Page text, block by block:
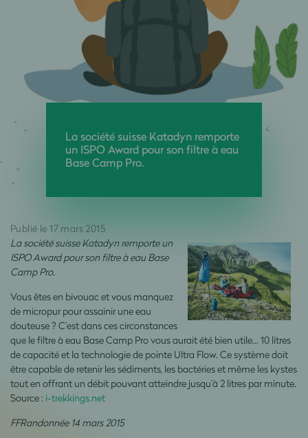
La société suisse Katadyn remporte
un ISPO Award pour son filtre à eau
Base Camp Pro.
Publié le 17 mars 2015
La société suisse Katadyn remporte un
ISPO Award pour son filtre à eau Base
Camp Pro.
Vous êtes en bivouac et vous manquez
de micropur pour assainir une eau
douteuse ? C’est dans ces circonstances
que le filtre à eau Base Camp Pro vous aurait été bien utile… 10 litres
de capacité et la technologie de pointe Ultra Flow. Ce système doit
être capable de retenir les sédiments, les bactéries et même les kystes
tout en offrant un débit pouvant atteindre jusqu’à 2 litres par minute.
Source : i-trekkings.net
FFRandonnée 14 mars 2015